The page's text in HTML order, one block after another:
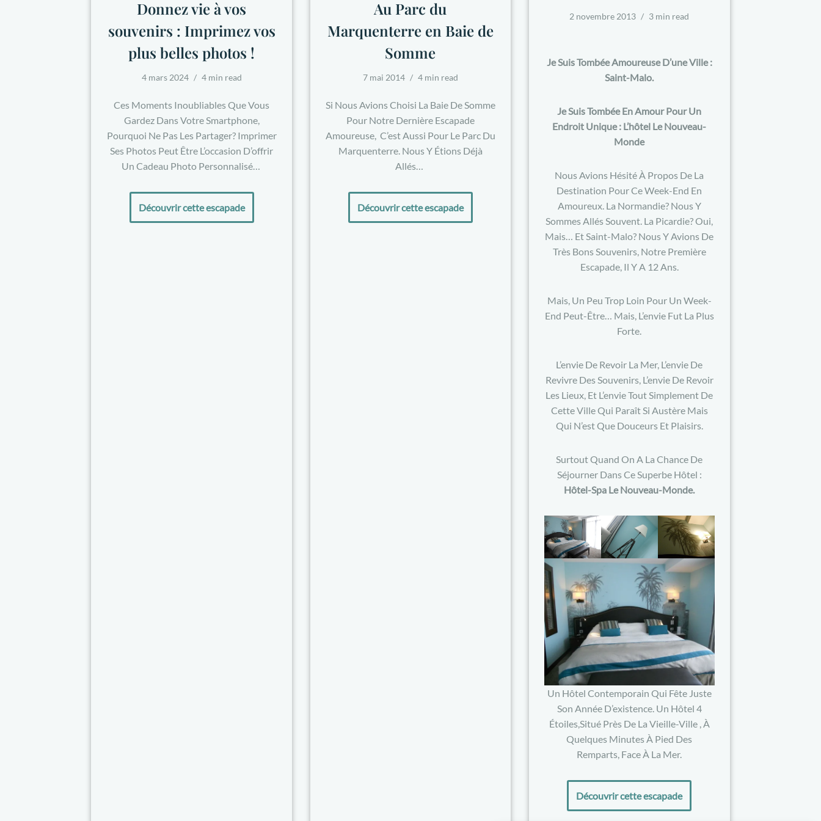
Donnez vie à vos
souvenirs : Imprimez vos
plus belles photos !
4 mars 2024 4 min read
Ces Moments Inoubliables Que Vous
Gardez Dans Votre Smartphone,
Pourquoi Ne Pas Les Partager? Imprimer
Ses Photos Peut Être L’occasion D’offrir
Un Cadeau Photo Personnalisé…
Découvrir cette escapade
Au Parc du
Marquenterre en Baie de
Somme
7 mai 2014 4 min read
Si Nous Avions Choisi La Baie De Somme
Pour Notre Dernière Escapade
Amoureuse, C’est Aussi Pour Le Parc Du
Marquenterre. Nous Y Étions Déjà
Allés…
Découvrir cette escapade
2 novembre 2013 3 min read
Je Suis Tombée Amoureuse D’une Ville :
Saint-Malo.
Je Suis Tombée En Amour Pour Un
Endroit Unique : L’hôtel Le Nouveau-
Monde
Nous Avions Hésité À Propos De La
Destination Pour Ce Week-End En
Amoureux. La Normandie? Nous Y
Sommes Allés Souvent. La Picardie? Oui,
Mais… Et Saint-Malo? Nous Y Avions De
Très Bons Souvenirs, Notre Première
Escapade, Il Y A 12 Ans.
Mais, Un Peu Trop Loin Pour Un Week-
End Peut-Être… Mais, L’envie Fut La Plus
Forte.
L’envie De Revoir La Mer, L’envie De
Revivre Des Souvenirs, L’envie De Revoir
Les Lieux, Et L’envie Tout Simplement De
Cette Ville Qui Paraît Si Austère Mais
Qui N’est Que Douceurs Et Plaisirs.
Surtout Quand On A La Chance De
Séjourner Dans Ce Superbe Hôtel :
Hôtel-Spa Le Nouveau-Monde.
Un Hôtel Contemporain Qui Fête Juste
Son Année D’existence. Un Hôtel 4
Étoiles,situé Près De La Vieille-Ville , À
Quelques Minutes À Pied Des
Remparts, Face À La Mer.
Découvrir cette escapade